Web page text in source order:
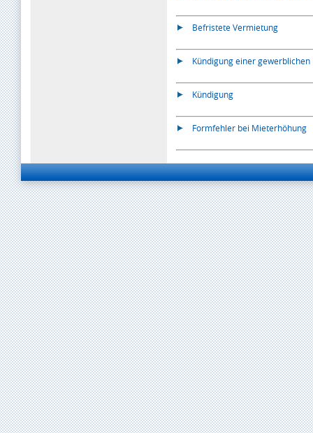
Befristete Vermietung
Kündigung einer
Kündigung
Formfehler bei Mieterhöhung